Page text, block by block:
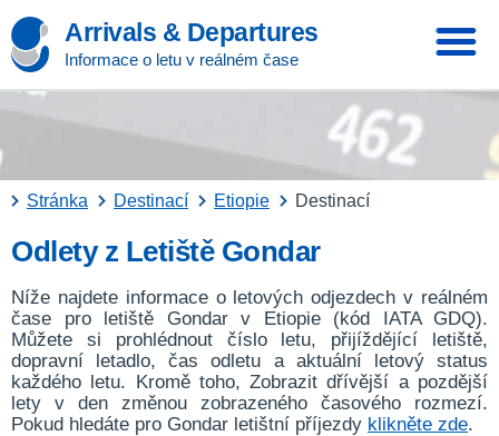
Arrivals & Departures
Informace o letu v reálném čase
Stránka Destinací Etiopie Destinací
Odlety z Letiště Gondar
Níže najdete informace o letových odjezdech v reálném
čase pro letiště Gondar v Etiopie (kód IATA GDQ).
Můžete si prohlédnout číslo letu, přijíždějící letiště,
dopravní letadlo, čas odletu a aktuální letový status
každého letu. Kromě toho, Zobrazit dřívější a pozdější
lety v den změnou zobrazeného časového rozmezí.
Pokud hledáte pro Gondar letištní příjezdy klikněte zde.